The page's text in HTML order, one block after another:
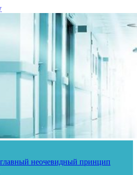
главный неочевидный принцип